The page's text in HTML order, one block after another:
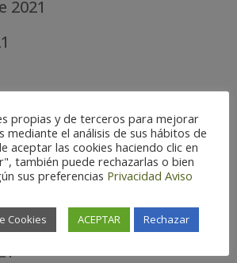
2021
propias y de terceros para mejorar
mediante el análisis de sus hábitos de
aceptar las cookies haciendo clic en
también puede rechazarlas o bien
sus preferencias Privacidad Aviso
Cookies ACEPTAR Rechazar